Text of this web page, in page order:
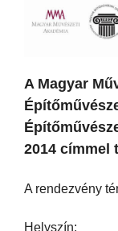
A Magyar
2014 címmel
A rendezvény
Helyszín: